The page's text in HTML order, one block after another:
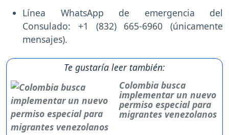
Línea WhatsApp de emergencia del
Consulado: +1 (832) 665-6960 (únicamente
mensajes).
Te gustaría leer también:
Colombia busca
implementar un nuevo
permiso especial para
migrantes venezolanos